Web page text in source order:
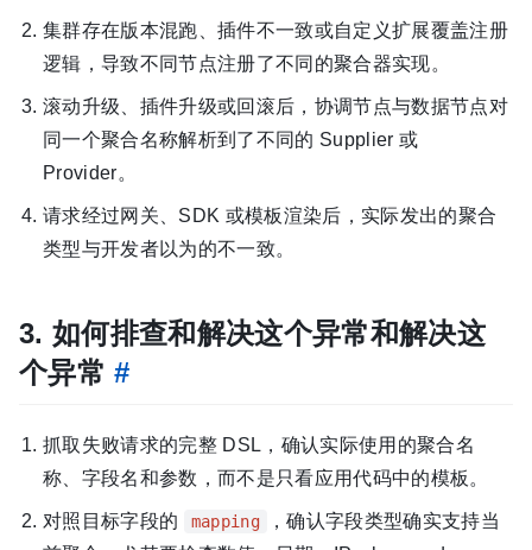
集群存在版本混跑、插件不一致或自定义扩展覆盖注册
逻辑，导致不同节点注册了不同的聚合器实现。
滚动升级、插件升级或回滚后，协调节点与数据节点对
同一个聚合名称解析到了不同的 Supplier 或
Provider。
请求经过网关、SDK 或模板渲染后，实际发出的聚合
类型与开发者以为的不一致。
3. 如何排查和解决这个异常和解决这
个异常#
抓取失败请求的完整 DSL，确认实际使用的聚合名
称、字段名和参数，而不是只看应用代码中的模板。
对照目标字段的 mapping
，确认字段类型确实支持当